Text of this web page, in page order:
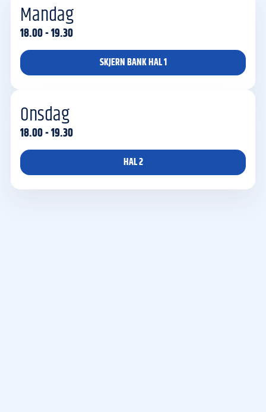
Mandag
18.00 - 19.30
SKJERN BANK HAL 1
Onsdag
18.00 - 19.30
HAL 2